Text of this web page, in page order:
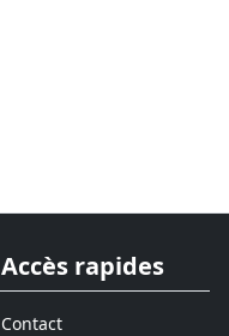
Accès rapides
Contact